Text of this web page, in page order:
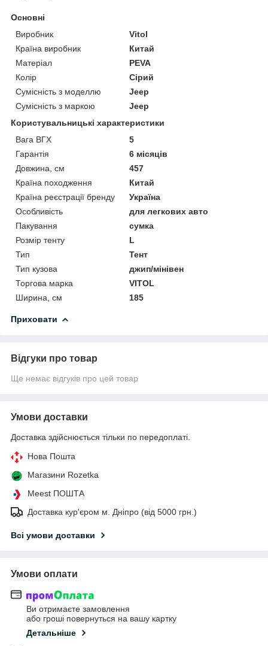
Основні
Виробник
Vitol
Країна виробник
Китай
Матеріал
PEVA
Колір
Сірий
Сумісність з моделлю
Jeep
Сумісність з маркою
Jeep
Користувальницькі характеристики
Вага ВГХ
5
Гарантія
6 місяців
Довжина, см
457
Країна походження
Китай
Країна реєстрації бренду
Україна
Особливість
для легкових авто
Пакування
сумка
Розмір тенту
L
Тип
Тент
Тип кузова
джип/мінівен
Торгова марка
VITOL
Ширина, см
185
Приховати
Відгуки про товар
Ще немає відгуків про цей товар
Умови доставки
Доставка здійснюється тільки по передоплаті.
Нова Пошта
Магазини Rozetka
Meest ПОШТА
Доставка кур'єром м. Дніпро (від 5000 грн.)
Всі умови доставки
Умови оплати
Ви отримаєте замовлення
або гроші повернуться на вашу картку
Детальніше